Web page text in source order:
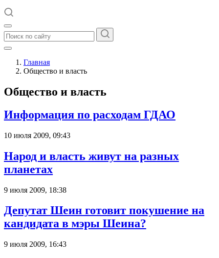
Главная
Общество и власть
Общество и власть
Информация по расходам ГДАО
10 июля 2009, 09:43
Народ и власть живут на разных
планетах
9 июля 2009, 18:38
Депутат Шеин готовит покушение на
кандидата в мэры Шеина?
9 июля 2009, 16:43